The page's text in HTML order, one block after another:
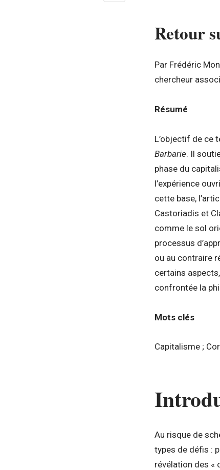
Retour
Par Frédéric
chercheur
Résumé
L’objectif de ce
Barbarie. Il
phase du
l’expérience
cette base,
Castoriadis et
comme le sol
processus
ou au contraire
certains
confrontée la
Mots clés
Capitalisme ;
Au risque de
types de défis :
révélation des «